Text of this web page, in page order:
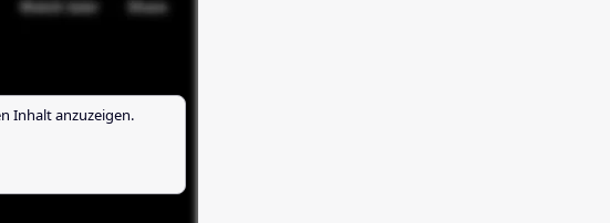
Inhalt anzuzeigen.